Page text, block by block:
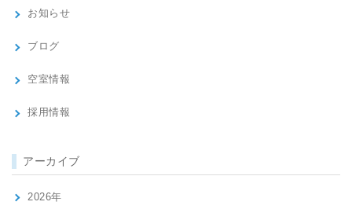
お知らせ
ブログ
空室情報
採用情報
アーカイブ
2026年